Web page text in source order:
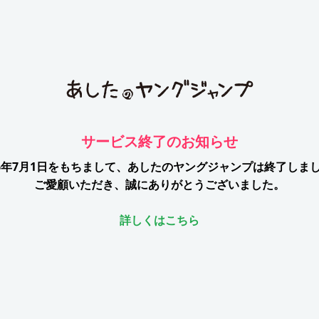
サービス終了のお知らせ
7月1日をもちまして、 あしたのヤングジャンプは終了しま
ご愛顧いただき、誠にありがとうございました。
詳しくはこちら